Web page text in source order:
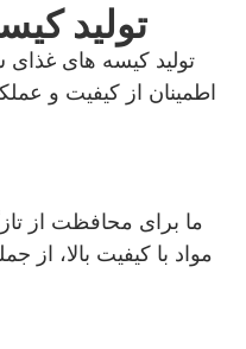
تولید
تولید کیسه های
اطمینان از کیفیت و
ما برای محافظت از
مواد با کیفیت بالا، از